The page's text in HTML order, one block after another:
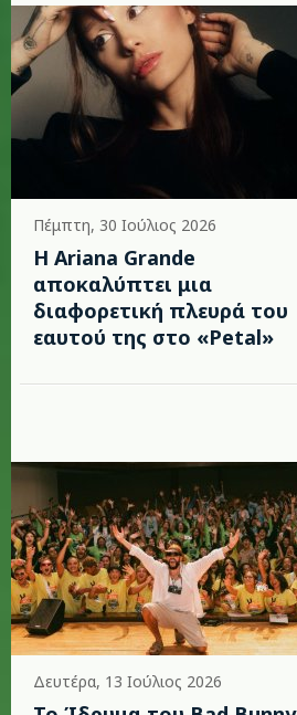
Πέμπτη, 30 Ιούλιος 2026
Η Ariana Grande
αποκαλύπτει μια
διαφορετική πλευρά του
εαυτού της στο «Petal»
Δευτέρα, 13 Ιούλιος 2026